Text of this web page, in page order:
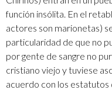
función insólita. En el
actores son marionetas)
particularidad de que no
por gente de sangre no
cristiano viejo y tuviese
acuerdo con los estatutos